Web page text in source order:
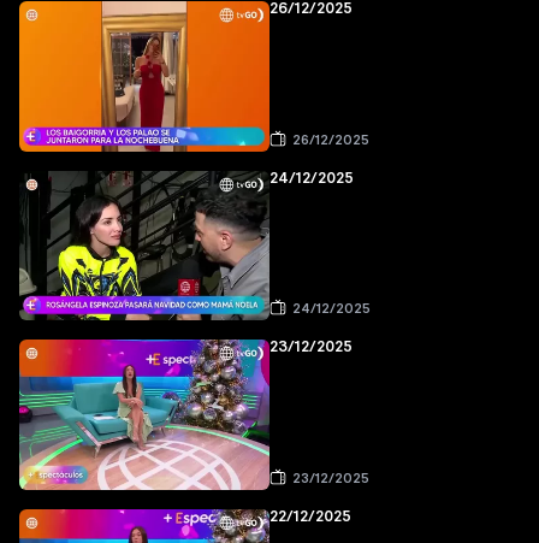
26/12/2025
26/12/2025
24/12/2025
24/12/2025
23/12/2025
23/12/2025
22/12/2025